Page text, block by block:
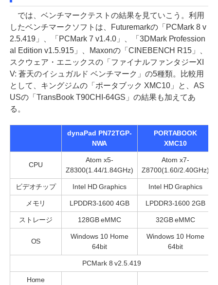
では、ベンチマークテストの結果を見ていこう。利用
したベンチマークソフトは、Futuremarkの「PCMark 8 v
2.5.419」、「PCMark 7 v1.4.0」、「3DMark Profession
al Edition v1.5.915」、Maxonの「CINEBENCH R15」、
スクウェア・エニックスの「ファイナルファンタジーXI
V: 蒼天のイシュガルド ベンチマーク」の5種類。比較用
として、キングジムの「ポータブック XMC10」と、AS
USの「TransBook T90CHI-64GS」の結果も加えてあ
る。
dynaPad PN72TGP-
NWA
PORTABOOK
XMC10
CPU
Atom x5-
Z8300(1.44/1.84GHz)
Atom x7-
Z8700(1.60/2.40GHz)
ビデオチップ Intel HD Graphics Intel HD Graphics
メモリ LPDDR3-1600 4GB LPDDR3-1600 2GB
ストレージ 128GB eMMC 32GB eMMC
OS
Windows 10 Home
64bit
Windows 10 Home
64bit
PCMark 8 v2.5.419
Home